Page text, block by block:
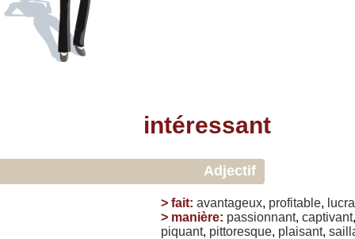
intéressant
Adjectif
> fait: avantageux, profitable,
> manière: passionnant, captivant
piquant, pittoresque, plaisant,